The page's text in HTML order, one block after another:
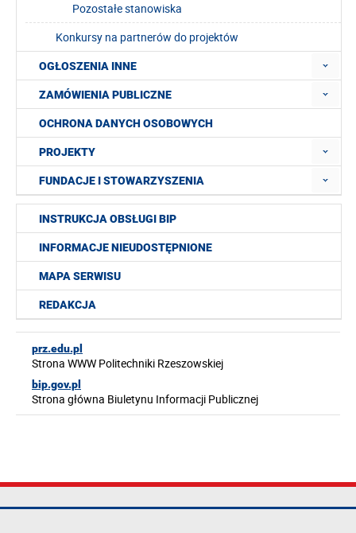
Pozostałe stanowiska
Konkursy na partnerów do projektów
OGŁOSZENIA INNE
ZAMÓWIENIA PUBLICZNE
OCHRONA DANYCH OSOBOWYCH
PROJEKTY
FUNDACJE I STOWARZYSZENIA
INSTRUKCJA OBSŁUGI BIP
INFORMACJE NIEUDOSTĘPNIONE
MAPA SERWISU
REDAKCJA
prz.edu.pl
Strona WWW Politechniki Rzeszowskiej
bip.gov.pl
Strona główna Biuletynu Informacji Publicznej
Politechnika
tel.: +48 17 865
Mapa serwisu